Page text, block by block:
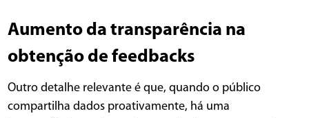
Aumento da transparência na
obtenção de feedbacks
Outro detalhe relevante é que, quando o público
compartilha dados proativamente, há uma